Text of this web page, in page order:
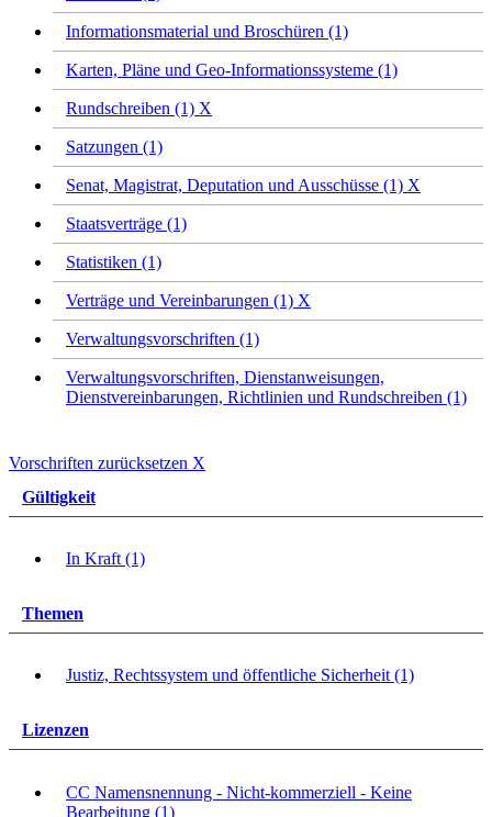
Informationsmaterial und Broschüren (1)
Karten, Pläne und Geo-Informationssysteme (1)
Rundschreiben (1) X
Satzungen (1)
Senat, Magistrat, Deputation und Ausschüsse (1) X
Staatsverträge (1)
Statistiken (1)
Verträge und Vereinbarungen (1) X
Verwaltungsvorschriften (1)
Verwaltungsvorschriften, Dienstanweisungen,
Dienstvereinbarungen, Richtlinien und Rundschreiben (1)
Vorschriften zurücksetzen X
Gültigkeit
In Kraft (1)
Themen
Justiz, Rechtssystem und öffentliche Sicherheit (1)
Lizenzen
CC Namensnennung - Nicht-kommerziell - Keine
Bearbeitung (1)